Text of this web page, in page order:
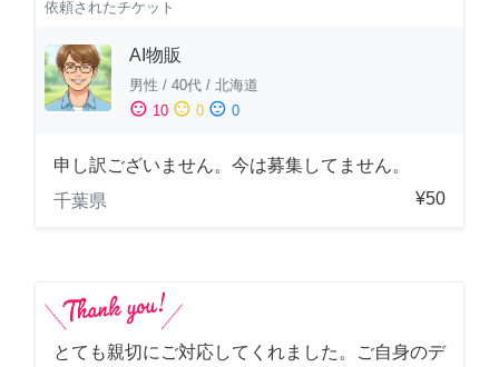
依頼されたチケット
AI物販
男性 / 40代 / 北海道
sentiment_satisfied 10 sentiment_neutral 0 sentiment_dissatisfied 0
申し訳ございません。今は募集してません。
千葉県
¥50
とても親切にご対応してくれました。ご自身のデ